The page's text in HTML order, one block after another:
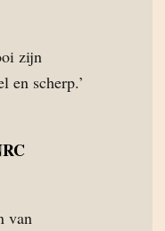
zijn
en scherp.’
van